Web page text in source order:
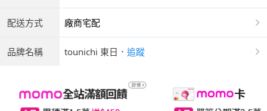
配送方式 廠商宅配
品牌名稱 tounichi 東日 ． 追蹤